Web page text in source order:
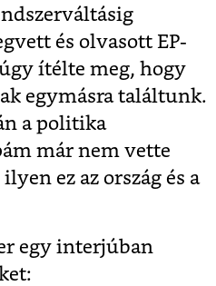
és olvasott EP-
ítélte meg, hogy
egymásra találtunk.
a politika
már nem vette
ez az ország és a
egy interjúban